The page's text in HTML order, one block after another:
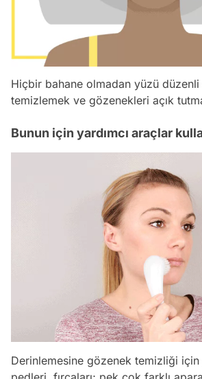
Hiçbir bahane olmadan yüzü
temizlemek ve gözenekleri açık
Bunun için yardımcı araçlar
Derinlemesine gözenek temizliği